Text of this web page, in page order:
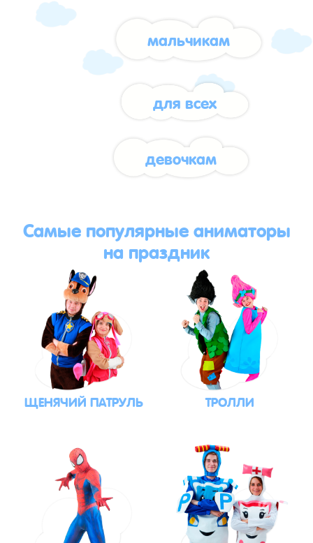
мальчикам
для всех
девочкам
Самые популярные аниматоры
на праздник
ЩЕНЯЧИЙ ПАТРУЛЬ ТРОЛЛИ